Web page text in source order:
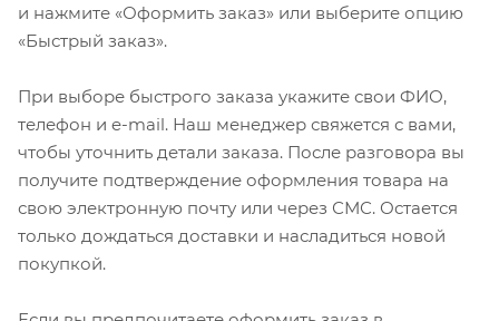
и нажмите «Оформить заказ» или выберите опцию
«Быстрый заказ».
При выборе быстрого заказа укажите свои ФИО,
телефон и e-mail. Наш менеджер свяжется с вами,
чтобы уточнить детали заказа. После разговора вы
получите подтверждение оформления товара на
свою электронную почту или через СМС. Остается
только дождаться доставки и насладиться новой
покупкой.